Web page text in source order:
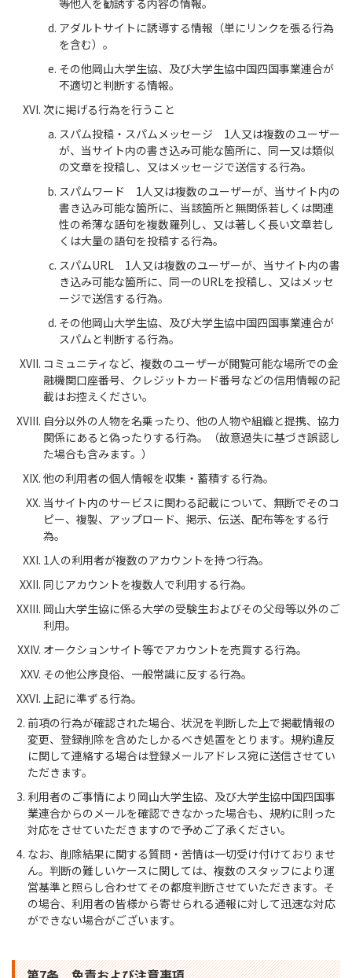
等他人を勧誘する内容の情報。
アダルトサイトに誘導する情報（単にリンクを張る行為
を含む）。
その他岡山大学生協、及び大学生協中国四国事業連合が
不適切と判断する情報。
次に掲げる行為を行うこと
スパム投稿・スパムメッセージ 1人又は複数のユーザー
が、当サイト内の書き込み可能な箇所に、同一又は類似
の文章を投稿し、又はメッセージで送信する行為。
スパムワード 1人又は複数のユーザーが、当サイト内の
書き込み可能な箇所に、当該箇所と無関係若しくは関連
性の希薄な語句を複数羅列し、又は著しく長い文章若し
くは大量の語句を投稿する行為。
スパムURL 1人又は複数のユーザーが、当サイト内の書
き込み可能な箇所に、同一のURLを投稿し、又はメッセ
ージで送信する行為。
その他岡山大学生協、及び大学生協中国四国事業連合が
スパムと判断する行為。
コミュニティなど、複数のユーザーが閲覧可能な場所での金
融機関口座番号、クレジットカード番号などの信用情報の記
載はお控えください。
自分以外の人物を名乗ったり、他の人物や組織と提携、協力
関係にあると偽ったりする行為。（故意過失に基づき誤認し
た場合も含みます。）
他の利用者の個人情報を収集・蓄積する行為。
当サイト内のサービスに関わる記載について、無断でそのコ
ピー、複製、アップロード、掲示、伝送、配布等をする行
為。
1人の利用者が複数のアカウントを持つ行為。
同じアカウントを複数人で利用する行為。
岡山大学生協に係る大学の受験生およびその父母等以外のご
利用。
オークションサイト等でアカウントを売買する行為。
その他公序良俗、一般常識に反する行為。
上記に準ずる行為。
前項の行為が確認された場合、状況を判断した上で掲載情報の
変更、登録削除を含めたしかるべき処置をとります。規約違反
に関して連絡する場合は登録メールアドレス宛に送信させてい
ただきます。
利用者のご事情により岡山大学生協、及び大学生協中国四国事
業連合からのメールを確認できなかった場合も、規約に則った
対応をさせていただきますので予めご了承ください。
なお、削除結果に関する質問・苦情は一切受け付けておりませ
ん。判断の難しいケースに関しては、複数のスタッフにより運
営基準と照らし合わせてその都度判断させていただきます。そ
の場合、利用者の皆様から寄せられる通報に対して迅速な対応
ができない場合がございます。